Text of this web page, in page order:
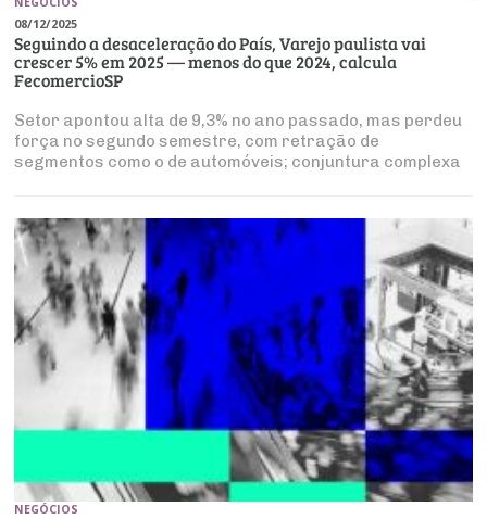
08/12/2025
Seguindo a desaceleração do País, Varejo paulista vai
crescer 5% em 2025 — menos do que 2024, calcula
FecomercioSP
Setor apontou alta de 9,3% no ano passado, mas perdeu
força no segundo semestre, com retração de
segmentos como o de automóveis; conjuntura complexa
NEGÓCIOS